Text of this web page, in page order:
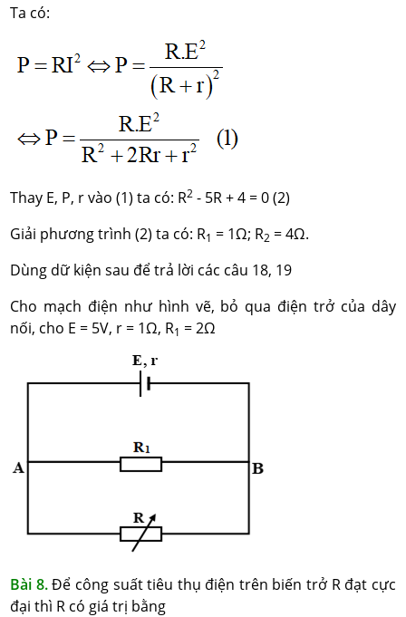
Ta có:
Thay E, P, r vào (1) ta có: R2 - 5R + 4 = 0 (2)
Giải phương trình (2) ta có: R1 = 1Ω; R2 = 4Ω.
Dùng dữ kiện sau để trả lời các câu 18, 19
Cho mạch điện như hình vẽ, bỏ qua điện trở của dây
nối, cho E = 5V, r = 1Ω, R1 = 2Ω
Bài 8. Để công suất tiêu thụ điện trên biến trở R đạt cực
đại thì R có giá trị bằng